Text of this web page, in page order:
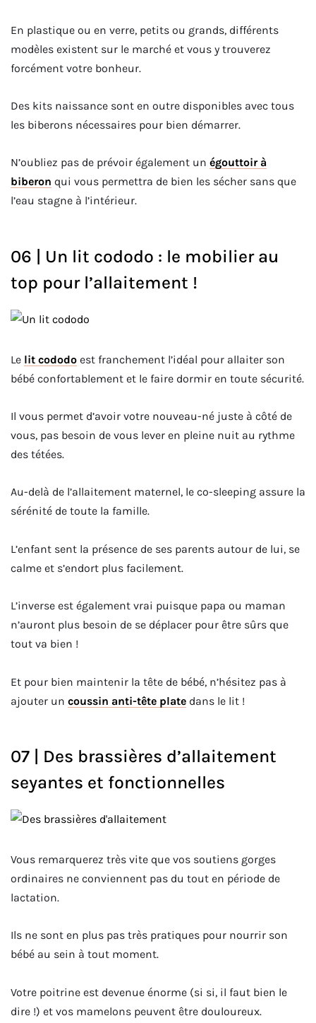
En plastique ou en verre, petits ou grands, différents
modèles existent sur le marché et vous y trouverez
forcément votre bonheur.
Des kits naissance sont en outre disponibles avec tous
les biberons nécessaires pour bien démarrer.
N’oubliez pas de prévoir également un égouttoir à
biberon qui vous permettra de bien les sécher sans que
l’eau stagne à l’intérieur.
06 | Un lit cododo : le mobilier au
top pour l’allaitement !
Le lit cododo est franchement l’idéal pour allaiter son
bébé confortablement et le faire dormir en toute sécurité.
Il vous permet d’avoir votre nouveau-né juste à côté de
vous, pas besoin de vous lever en pleine nuit au rythme
des tétées.
Au-delà de l’allaitement maternel, le co-sleeping assure la
sérénité de toute la famille.
L’enfant sent la présence de ses parents autour de lui, se
calme et s’endort plus facilement.
L’inverse est également vrai puisque papa ou maman
n’auront plus besoin de se déplacer pour être sûrs que
tout va bien !
Et pour bien maintenir la tête de bébé, n’hésitez pas à
ajouter un coussin anti-tête plate dans le lit !
07 | Des brassières d’allaitement
seyantes et fonctionnelles
Vous remarquerez très vite que vos soutiens gorges
ordinaires ne conviennent pas du tout en période de
lactation.
Ils ne sont en plus pas très pratiques pour nourrir son
bébé au sein à tout moment.
Votre poitrine est devenue énorme (si si, il faut bien le
dire !) et vos mamelons peuvent être douloureux.